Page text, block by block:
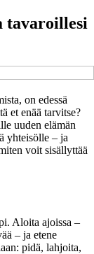
tavaroillesi
on edessä
et enää tarvitse?
uuden elämän
yhteisölle – ja
voit sisällyttää
Aloita ajoissa –
– ja etene
pidä, lahjoita,